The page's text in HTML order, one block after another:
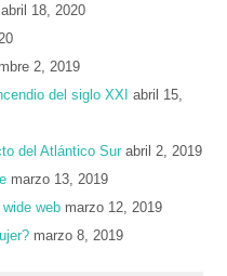
abril 18, 2020
2, 2019
del siglo XXI
abril 15,
del Atlántico Sur abril 2, 2019
marzo 13, 2019
web marzo 12, 2019
marzo 8, 2019